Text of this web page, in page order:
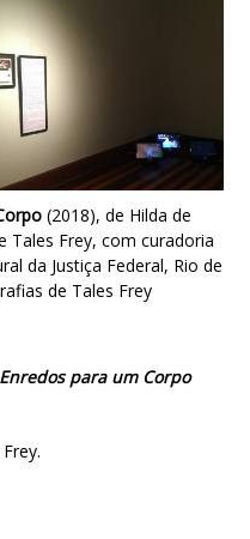
(2018), de Hilda de
Tales Frey, com curadoria
da Justiça Federal, Rio de
de Tales Frey
Enredos para um Corpo